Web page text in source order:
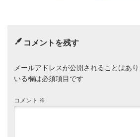
コメントを残す
メールアドレスが公開されることはあり
いる欄は必須項目です
コメント ※